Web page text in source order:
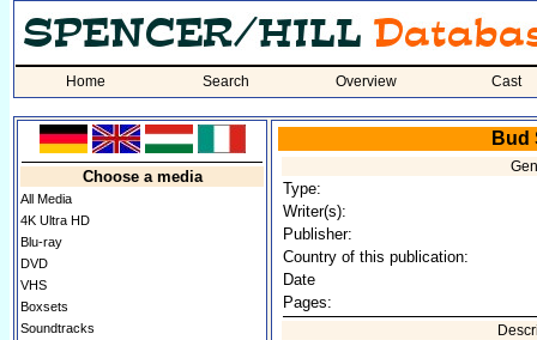
Home Search Overview Cast
Choose a media
All Media
4K Ultra HD
Blu-ray
DVD
VHS
Boxsets
Soundtracks
Bud
Type:
Writer(s):
Publisher:
Country of this publication:
Date
Pages: